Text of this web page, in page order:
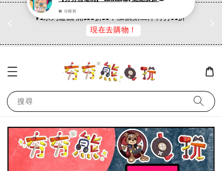
PS系列遊戲 滿500折50，加購第二件再打95折
現在去購物！
搜尋